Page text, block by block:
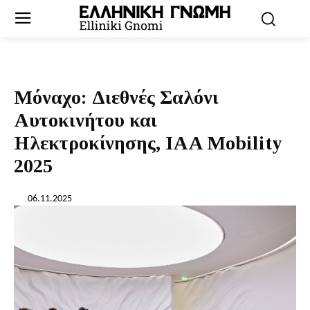
Μόναχο: Διεθνές Σαλόνι
Αυτοκινήτου και
Ηλεκτροκίνησης, IAA Mobility
2025
06.11.2025